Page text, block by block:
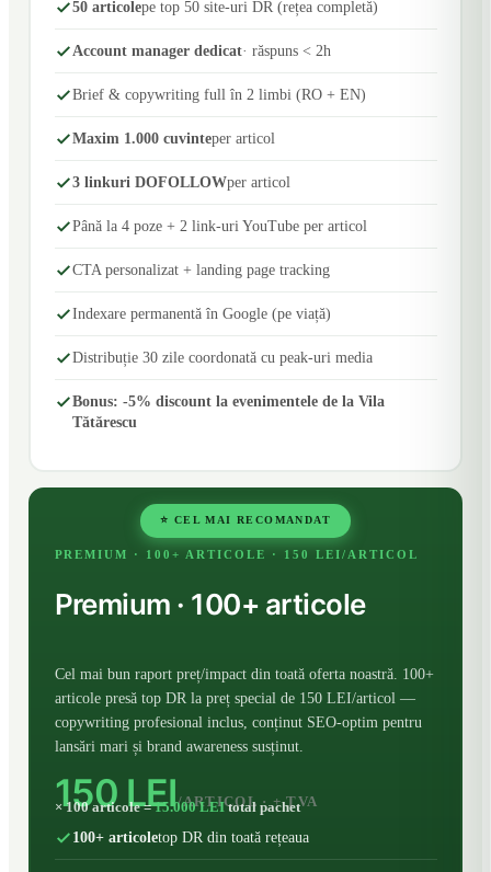
50 articolepe top 50 site-uri DR (rețea completă)
Account manager dedicat· răspuns < 2h
Brief & copywriting full în 2 limbi (RO + EN)
Maxim 1.000 cuvinteper articol
3 linkuri DOFOLLOWper articol
Până la 4 poze + 2 link-uri YouTube per articol
CTA personalizat + landing page tracking
Indexare permanentă în Google (pe viață)
Distribuție 30 zile coordonată cu peak-uri media
Bonus: -5% discount la evenimentele de la Vila
Tătărescu
⭐ CEL MAI RECOMANDAT
PREMIUM · 100+ ARTICOLE · 150 LEI/ARTICOL
Premium · 100+ articole
Cel mai bun raport preț/impact din toată oferta noastră. 100+
articole presă top DR la preț special de 150 LEI/articol —
copywriting profesional inclus, conținut SEO-optim pentru
lansări mari și brand awareness susținut.
150 LEI/ARTICOL · + TVA
× 100 articole =15.000 LEItotal pachet
100+ articoletop DR din toată rețeaua